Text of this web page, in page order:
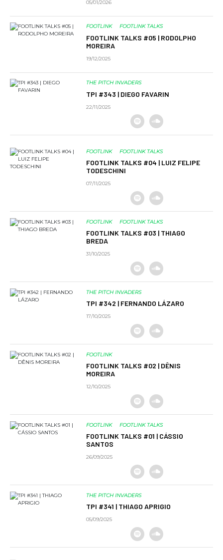
05/01/2026
FOOTLINK FOOTLINK TALKS
FOOTLINK TALKS #05 | RODOLPHO
MOREIRA
19/12/2025
THE PITCH INVADERS
TPI #343 | DIEGO FAVARIN
22/11/2025
FOOTLINK FOOTLINK TALKS
FOOTLINK TALKS #04 | LUIZ FELIPE
TODESCHINI
07/11/2025
FOOTLINK FOOTLINK TALKS
FOOTLINK TALKS #03 | THIAGO
BREDA
31/10/2025
THE PITCH INVADERS
TPI #342 | FERNANDO LÁZARO
17/10/2025
FOOTLINK
FOOTLINK TALKS #02 | DÊNIS
MOREIRA
12/10/2025
FOOTLINK FOOTLINK TALKS
FOOTLINK TALKS #01 | CÁSSIO
SANTOS
26/09/2025
THE PITCH INVADERS
TPI #341 | THIAGO APRIGIO
05/09/2025